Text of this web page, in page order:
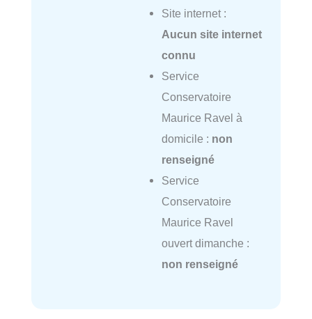
Site internet :
Aucun site internet
connu
Service
Conservatoire
Maurice Ravel à
domicile : non
renseigné
Service
Conservatoire
Maurice Ravel
ouvert dimanche :
non renseigné